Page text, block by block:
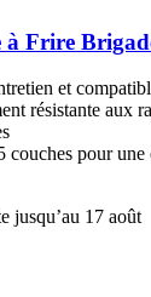
à Frire
et
résistante aux
couches pour
jusqu’au 17 août